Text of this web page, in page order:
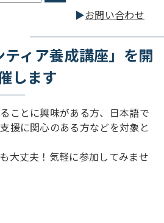
お問い合わせ
ティア養成講座」を開
します
ことに興味がある方、日本語で
援に関心のある方などを対象と
大丈夫！気軽に参加してみませ